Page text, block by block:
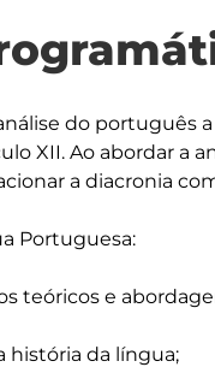
do
XII. Ao abordar a
a diacronia
Portuguesa:
teóricos e
história da língua;